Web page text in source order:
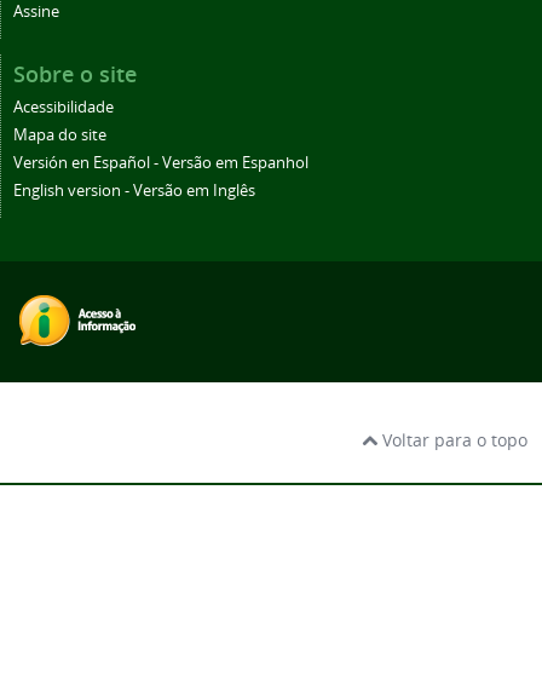
Assine
Sobre o site
Acessibilidade
Mapa do site
Versión en Español - Versão em Espanhol
English version - Versão em Inglês
Voltar para o topo